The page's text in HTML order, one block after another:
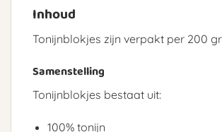
Inhoud
Tonijnblokjes zijn verpakt per 200
Samenstelling
Tonijnblokjes bestaat uit:
100% tonijn